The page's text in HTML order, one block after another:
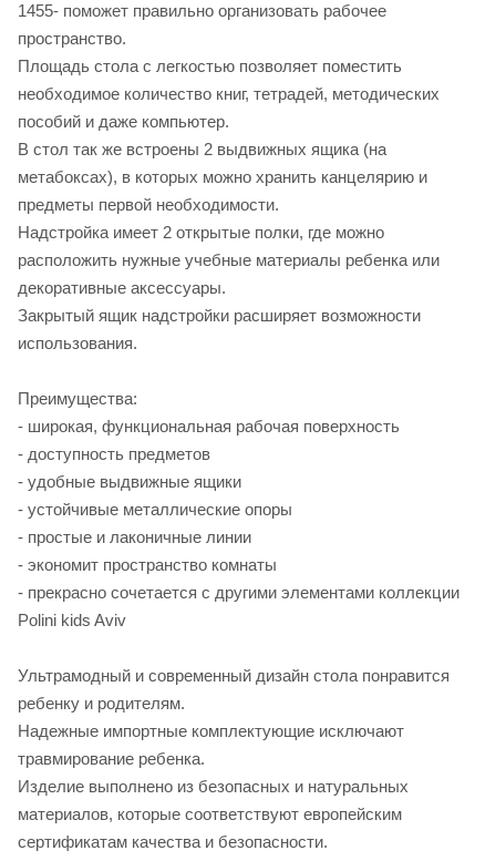
1455- поможет правильно организовать рабочее
пространство.
Площадь стола с легкостью позволяет поместить
необходимое количество книг, тетрадей, методических
пособий и даже компьютер.
В стол так же встроены 2 выдвижных ящика (на
метабоксах), в которых можно хранить канцелярию и
предметы первой необходимости.
Надстройка имеет 2 открытые полки, где можно
расположить нужные учебные материалы ребенка или
декоративные аксессуары.
Закрытый ящик надстройки расширяет возможности
использования.
Преимущества:
- широкая, функциональная рабочая поверхность
- доступность предметов
- удобные выдвижные ящики
- устойчивые металлические опоры
- простые и лаконичные линии
- экономит пространство комнаты
- прекрасно сочетается с другими элементами коллекции
Polini kids Aviv
Ультрамодный и современный дизайн стола понравится
ребенку и родителям.
Надежные импортные комплектующие исключают
травмирование ребенка.
Изделие выполнено из безопасных и натуральных
материалов, которые соответствуют европейским
сертификатам качества и безопасности.